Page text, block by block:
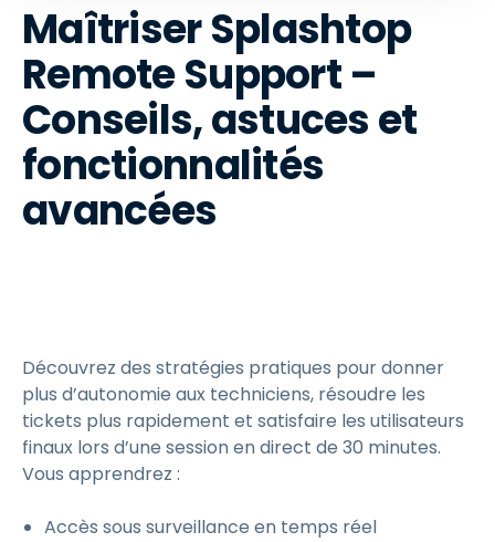
Maîtriser Splashtop
Remote Support –
Conseils, astuces et
fonctionnalités
avancées
Découvrez des stratégies pratiques pour donner
plus d’autonomie aux techniciens, résoudre les
tickets plus rapidement et satisfaire les utilisateurs
finaux lors d’une session en direct de 30 minutes.
Vous apprendrez :
Accès sous surveillance en temps réel